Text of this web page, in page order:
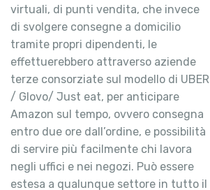
virtuali, di punti vendita, che invece
di svolgere consegne a domicilio
tramite propri dipendenti, le
effettuerebbero attraverso aziende
terze consorziate sul modello di UBER
/ Glovo/ Just eat, per anticipare
Amazon sul tempo, ovvero consegna
entro due ore dall’ordine, e possibilità
di servire più facilmente chi lavora
negli uffici e nei negozi. Può essere
estesa a qualunque settore in tutto il